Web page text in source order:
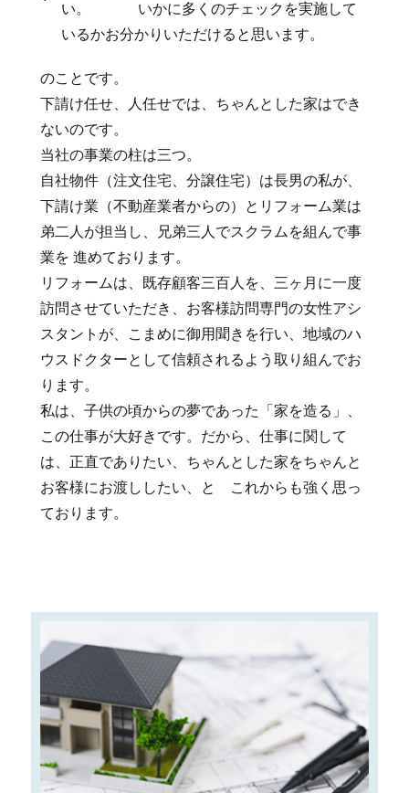
い。 いかに多くのチェックを実施して
いるかお分かりいただけると思います。
のことです。
下請け任せ、人任せでは、ちゃんとした家はでき
ないのです。
当社の事業の柱は三つ。
自社物件（注文住宅、分譲住宅）は長男の私が、
下請け業（不動産業者からの）とリフォーム業は
弟二人が担当し、兄弟三人でスクラムを組んで事
業を 進めております。
リフォームは、既存顧客三百人を、三ヶ月に一度
訪問させていただき、お客様訪問専門の女性アシ
スタントが、こまめに御用聞きを行い、地域のハ
ウスドクターとして信頼されるよう取り組んでお
ります。
私は、子供の頃からの夢であった「家を造る」、
この仕事が大好きです。だから、仕事に関して
は、正直でありたい、ちゃんとした家をちゃんと
お客様にお渡ししたい、と これからも強く思っ
ております。